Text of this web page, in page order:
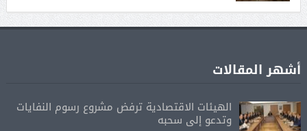
أشهر المقالات
الهيئات الاقتصادية ترفض مشروع رسوم النفايات
وتدعو إلى سحبه